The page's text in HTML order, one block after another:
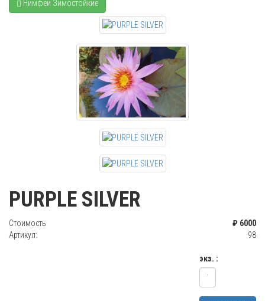
Нимфеи Зимостойкие
PURPLE SILVER
Стоимость
₽ 6000
Артикул:
98
экз. :